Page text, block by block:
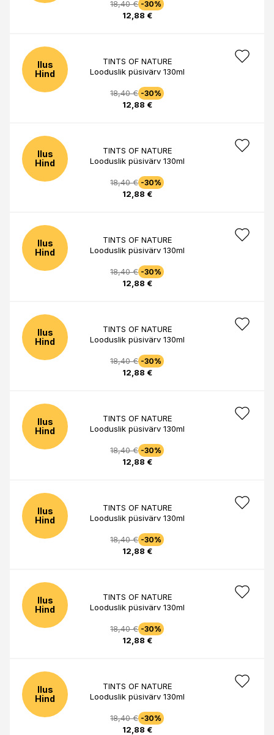
18,40 € -30%
12,88 €
Ilus
Hind
TINTS OF NATURE
Looduslik püsivärv 130ml
18,40 € -30%
12,88 €
Ilus
Hind
TINTS OF NATURE
Looduslik püsivärv 130ml
18,40 € -30%
12,88 €
Ilus
Hind
TINTS OF NATURE
Looduslik püsivärv 130ml
18,40 € -30%
12,88 €
Ilus
Hind
TINTS OF NATURE
Looduslik püsivärv 130ml
18,40 € -30%
12,88 €
Ilus
Hind
TINTS OF NATURE
Looduslik püsivärv 130ml
18,40 € -30%
12,88 €
Ilus
Hind
TINTS OF NATURE
Looduslik püsivärv 130ml
18,40 € -30%
12,88 €
Ilus
Hind
TINTS OF NATURE
Looduslik püsivärv 130ml
18,40 € -30%
12,88 €
Ilus
Hind
TINTS OF NATURE
Looduslik püsivärv 130ml
18,40 € -30%
12,88 €